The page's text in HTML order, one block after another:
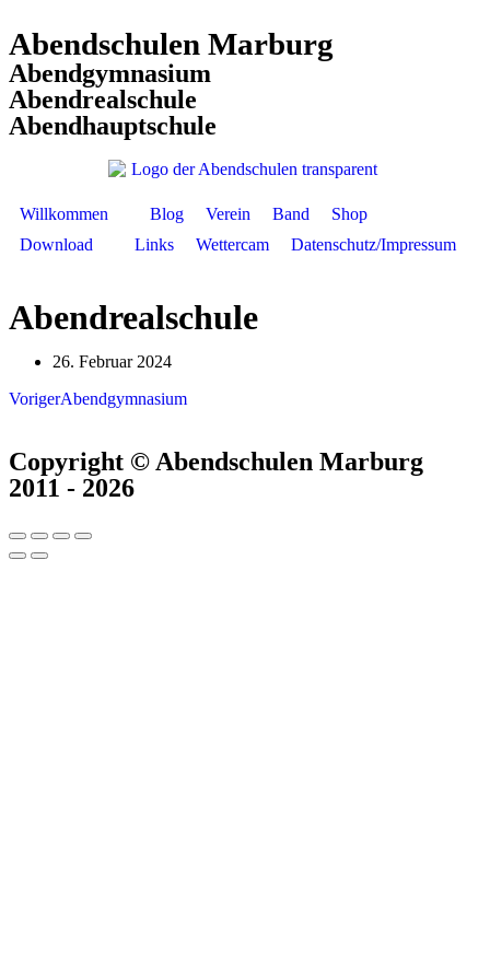
Abendschulen Marburg
Abendgymnasium
Abendrealschule
Abendhauptschule
Willkommen Blog Verein Band
Shop
Download
Links Wettercam Datenschutz/Impressum
Abendrealschule
26. Februar 2024
VorigerAbendgymnasium
Copyright © Abendschulen Marburg
2011 - 2026